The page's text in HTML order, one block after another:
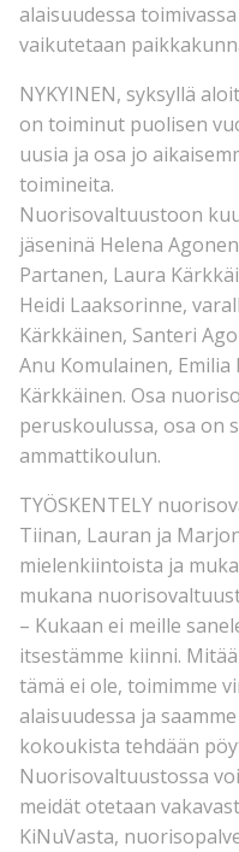
alaisuudessa
vaikutetaan
NYKYINEN, syksyllä
on toiminut puolisen
uusia ja osa jo
toimineita.
Nuorisovaltuustoon
jäseninä Helena
Partanen, Laura
Heidi Laaksorinne,
Kärkkäinen, Santeri
Anu Komulainen, Emilia
Kärkkäinen. Osa
peruskoulussa, osa on
ammattikoulun.
TYÖSKENTELY
Tiinan, Lauran ja
mielenkiintoista ja
mukana
– Kukaan ei meille
itsestämme kiinni.
tämä ei ole, toimimme
alaisuudessa ja
kokoukista tehdään
Nuorisovaltuustossa
meidät otetaan
KiNuVasta,